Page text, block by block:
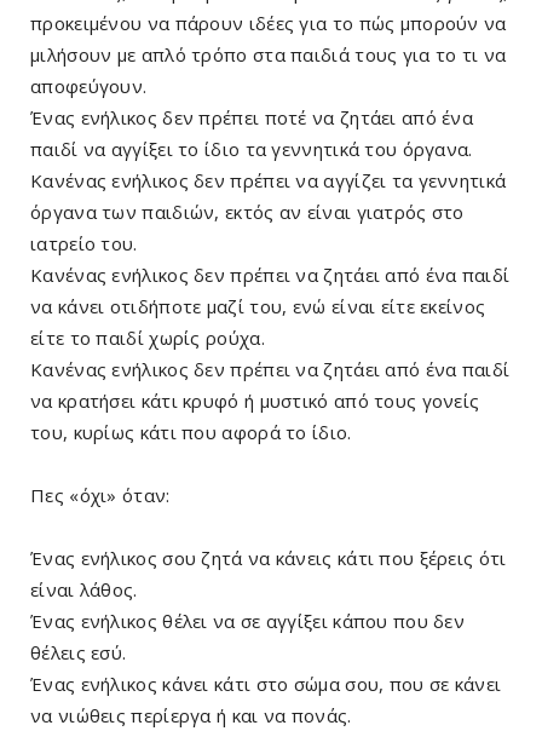
προκειμένου να πάρουν ιδέες για το πώς μπορούν να
μιλήσουν με απλό τρόπο στα παιδιά τους για το τι να
αποφεύγουν.
Ένας ενήλικος δεν πρέπει ποτέ να ζητάει από ένα
παιδί να αγγίξει το ίδιο τα γεννητικά του όργανα.
Κανένας ενήλικος δεν πρέπει να αγγίζει τα γεννητικά
όργανα των παιδιών, εκτός αν είναι γιατρός στο
ιατρείο του.
Κανένας ενήλικος δεν πρέπει να ζητάει από ένα παιδί
να κάνει οτιδήποτε μαζί του, ενώ είναι είτε εκείνος
είτε το παιδί χωρίς ρούχα.
Κανένας ενήλικος δεν πρέπει να ζητάει από ένα παιδί
να κρατήσει κάτι κρυφό ή μυστικό από τους γονείς
του, κυρίως κάτι που αφορά το ίδιο.
Πες «όχι» όταν:
Ένας ενήλικος σου ζητά να κάνεις κάτι που ξέρεις ότι
είναι λάθος.
Ένας ενήλικος θέλει να σε αγγίξει κάπου που δεν
θέλεις εσύ.
Ένας ενήλικος κάνει κάτι στο σώμα σου, που σε κάνει
να νιώθεις περίεργα ή και να πονάς.